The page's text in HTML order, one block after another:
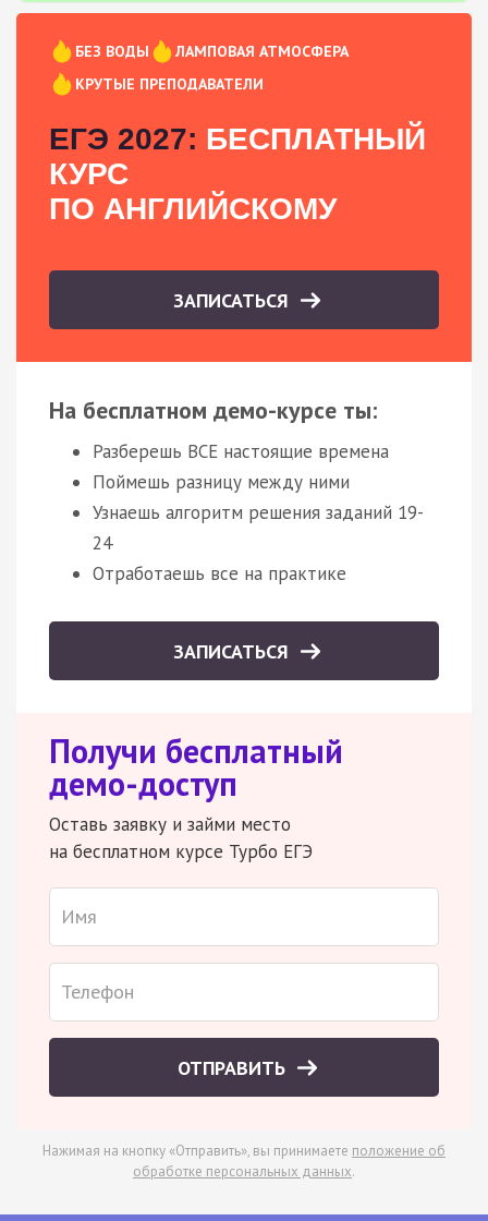
БЕЗ ВОДЫ
ЛАМПОВАЯ АТМОСФЕРА
КРУТЫЕ ПРЕПОДАВАТЕЛИ
ЕГЭ 2027: БЕСПЛАТНЫЙ
КУРС
ПО АНГЛИЙСКОМУ
ЗАПИСАТЬСЯ
На бесплатном демо-курсе ты:
Разберешь ВСЕ настоящие времена
Поймешь разницу между ними
Узнаешь алгоритм решения заданий 19-
24
Отработаешь все на практике
ЗАПИСАТЬСЯ
Получи бесплатный
демо-доступ
Оставь заявку и займи место
на бесплатном курсе Турбо ЕГЭ
ОТПРАВИТЬ
Нажимая на кнопку «Отправить», вы принимаете положение об
обработке персональных данных.